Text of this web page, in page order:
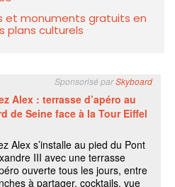
et monuments gratuits en
plans culturels